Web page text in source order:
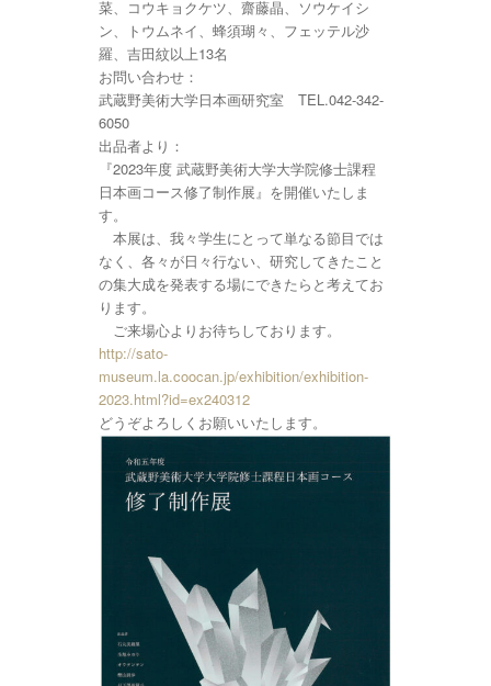
菜、コウキョクケツ、齋藤晶、ソウケイシ
ン、トウムネイ、蜂須瑚々、フェッテル沙
羅、吉田紋以上13名
お問い合わせ：
武蔵野美術大学日本画研究室 TEL.042-342-
6050
出品者より：
『2023年度 武蔵野美術大学大学院修士課程
日本画コース修了制作展』を開催いたしま
す。
本展は、我々学生にとって単なる節目では
なく、各々が日々行ない、研究してきたこと
の集大成を発表する場にできたらと考えてお
ります。
ご来場心よりお待ちしております。
http://sato-
museum.la.coocan.jp/exhibition/exhibition-
2023.html?id=ex240312
どうぞよろしくお願いいたします。